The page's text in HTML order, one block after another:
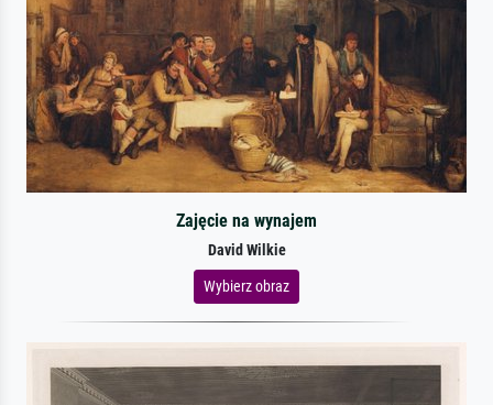
Zajęcie na wynajem
David Wilkie
Wybierz obraz